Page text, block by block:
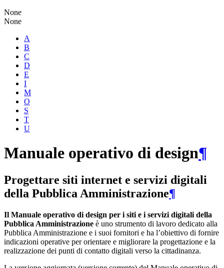
None
None
A
B
C
D
E
I
M
O
S
T
U
Manuale operativo di design¶
Progettare siti internet e servizi digitali
della Pubblica Amministrazione¶
Il Manuale operativo di design per i siti e i servizi digitali della
Pubblica Amministrazione è uno strumento di lavoro dedicato alla
Pubblica Amministrazione e i suoi fornitori e ha l’obiettivo di fornire
indicazioni operative per orientare e migliorare la progettazione e la
realizzazione dei punti di contatto digitali verso la cittadinanza.